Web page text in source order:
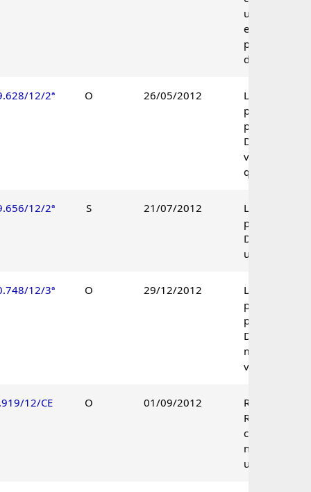
unanimidade
e não provido
por maioria
de votos.
12/2ª O 26/05/2012
Lançamento
parcialmente
procedente.
Decisão pelo
voto de
qualidade.
12/2ª S 21/07/2012
Lançamento
procedente.
Decisão
unânime.
12/3ª O 29/12/2012
Lançamento
parcialmente
procedente.
Decisão por
maioria de
votos.
12/CE O 01/09/2012
Recurso de
Revisão
conhecido e
não provido à
unanimidade.